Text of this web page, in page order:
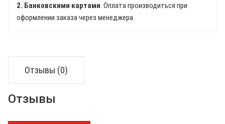
2. Банковскими картами. Оплата производиться при
оформлении заказа через менеджера
Отзывы (0)
Отзывы